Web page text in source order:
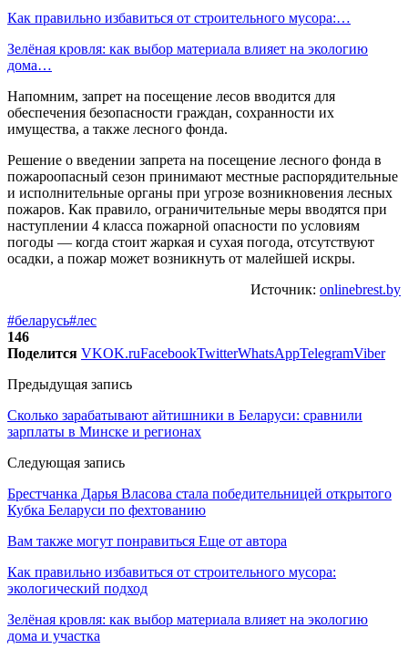
Как правильно избавиться от строительного мусора:…
Зелёная кровля: как выбор материала влияет на экологию
дома…
Напомним, запрет на посещение лесов вводится для
обеспечения безопасности граждан, сохранности их
имущества, а также лесного фонда.
Решение о введении запрета на посещение лесного фонда в
пожароопасный сезон принимают местные распорядительные
и исполнительные органы при угрозе возникновения лесных
пожаров. Как правило, ограничительные меры вводятся при
наступлении 4 класса пожарной опасности по условиям
погоды — когда стоит жаркая и сухая погода, отсутствуют
осадки, а пожар может возникнуть от малейшей искры.
Источник: onlinebrest.by
#беларусь#лес
146
Поделится VKOK.ruFacebookTwitterWhatsAppTelegramViber
Предыдущая запись
Сколько зарабатывают айтишники в Беларуси: сравнили
зарплаты в Минске и регионах
Следующая запись
Брестчанка Дарья Власова стала победительницей открытого
Кубка Беларуси по фехтованию
Вам также могут понравиться Еще от автора
Как правильно избавиться от строительного мусора:
экологический подход
Зелёная кровля: как выбор материала влияет на экологию
дома и участка